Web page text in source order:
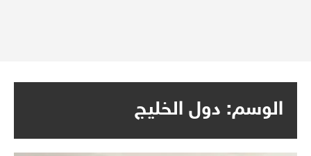
الوسم: دول الخليج